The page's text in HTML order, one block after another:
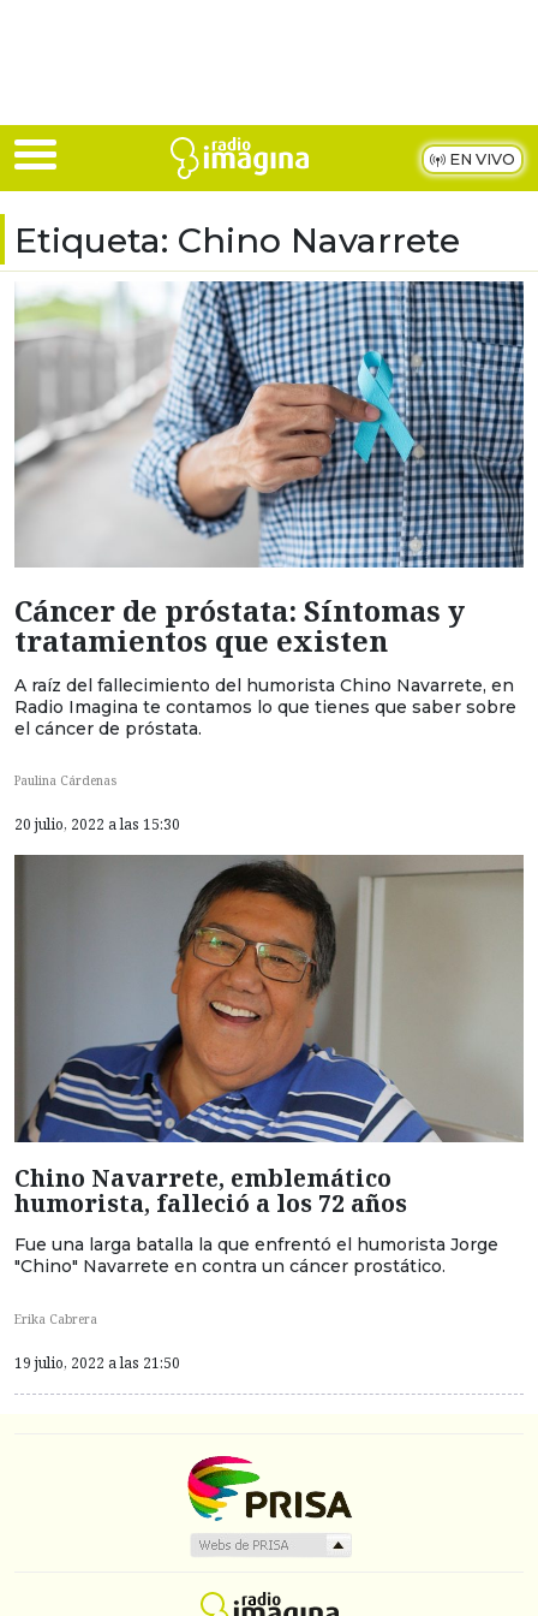
EN VIVO
Etiqueta: Chino Navarrete
Cáncer de próstata: Síntomas y
tratamientos que existen
A raíz del fallecimiento del humorista Chino Navarrete, en
Radio Imagina te contamos lo que tienes que saber sobre
el cáncer de próstata.
Paulina Cárdenas
20 julio, 2022 a las 15:30
Chino Navarrete, emblemático
humorista, falleció a los 72 años
Fue una larga batalla la que enfrentó el humorista Jorge
"Chino" Navarrete en contra un cáncer prostático.
Erika Cabrera
19 julio, 2022 a las 21:50